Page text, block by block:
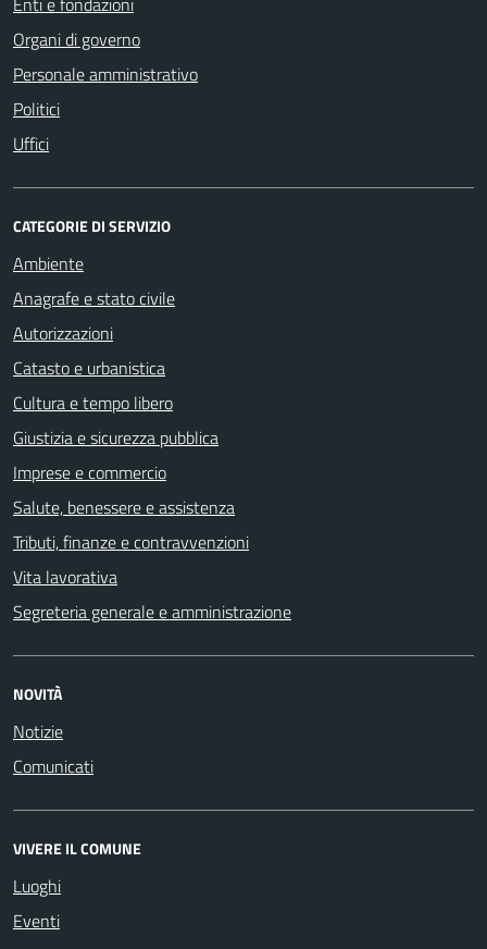
Organi di governo
Personale amministrativo
Politici
Uffici
CATEGORIE DI SERVIZIO
Ambiente
Anagrafe e stato civile
Autorizzazioni
Catasto e urbanistica
Cultura e tempo libero
Giustizia e sicurezza pubblica
Imprese e commercio
Salute, benessere e assistenza
Tributi, finanze e contravvenzioni
Vita lavorativa
Segreteria generale e amministrazione
NOVITÀ
Notizie
Comunicati
VIVERE IL COMUNE
Luoghi
Eventi